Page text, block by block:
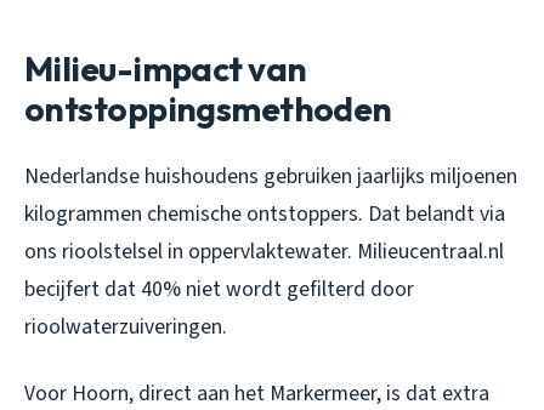
Milieu-impact van
ontstoppingsmethoden
Nederlandse huishoudens gebruiken jaarlijks miljoenen
kilogrammen chemische ontstoppers. Dat belandt via
ons rioolstelsel in oppervlaktewater. Milieucentraal.nl
becijfert dat 40% niet wordt gefilterd door
rioolwaterzuiveringen.
Voor Hoorn, direct aan het Markermeer, is dat extra